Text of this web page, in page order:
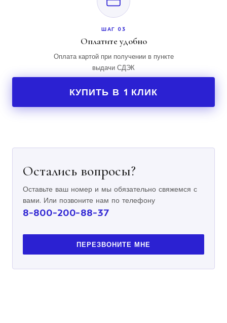
ШАГ 03
Оплатите удобно
Оплата картой при получении в пункте
выдачи СДЭК
КУПИТЬ В 1 КЛИК
Остались вопросы?
Оставьте ваш номер и мы обязательно свяжемся с
вами. Или позвоните нам по телефону
8-800-200-88-37
ПЕРЕЗВОНИТЕ МНЕ